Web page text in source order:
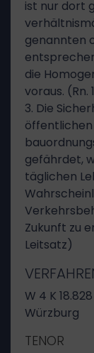
ist nur dort
genannten
die
voraus.
3. Die
gefährdet,
täglichen
Zukunft zu
Leitsatz)
W 4 K
Würzburg
TENOR